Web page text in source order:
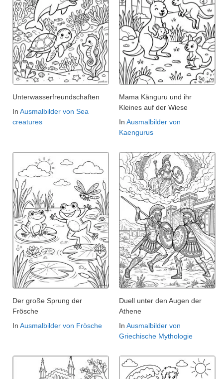
Unterwasserfreundschaften
In Ausmalbilder von Sea
creatures
Mama Känguru und ihr
Kleines auf der Wiese
In Ausmalbilder von
Kaengurus
Der große Sprung der
Frösche
In Ausmalbilder von Frösche
Duell unter den Augen der
Athene
In Ausmalbilder von
Griechische Mythologie